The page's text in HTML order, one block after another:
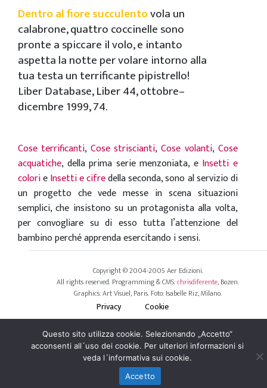
Dentro al fiore succulentovola un
calabrone, quattro coccinelle sono
pronte a spiccare il volo, e intanto
aspetta la notte per volare intorno alla
tua testa un terrificante pipistrello!
Liber Database, Liber 44, ottobre–
dicembre 1999, 74.
Cose terrificanti,Cose striscianti,Cose volanti, Cose
acquatiche, della prima serie menzoniata, e Insetti e
colorieInsetti e cifredella seconda, sono al servizio di
un progetto che vede messe in scena situazioni
semplici, che insistono su un protagonista alla volta,
per convogliare su di esso tutta l’attenzione del
bambino perché apprenda esercitando i sensi.
Copyright © 2004-2005 Aer Edizioni.
All rights reserved. Programming & CMS:chrisdiferente, Bozen.
Graphics: Art Visuel, Paris. Foto: Isabelle Riz, Milano.
Privacy Cookie
Questo sito utilizza cookie. Selezionando „Accetto“
acconsenti all´uso dei cookie. Per ulteriori informazioni si
veda l´informativa sui cookie.
Accetto